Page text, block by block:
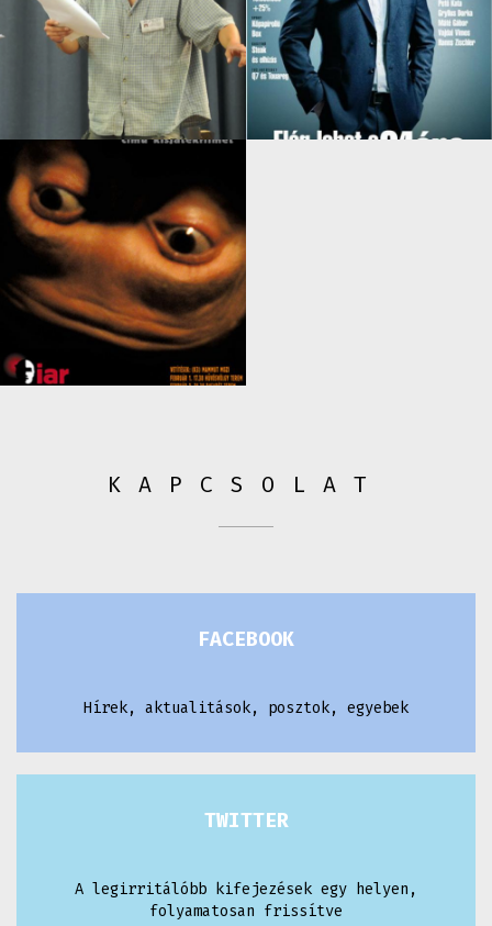
KAPCSOLAT
FACEBOOK
Hírek, aktualitások, posztok, egyebek
TWITTER
A legirritálóbb kifejezések egy helyen,
folyamatosan frissítve